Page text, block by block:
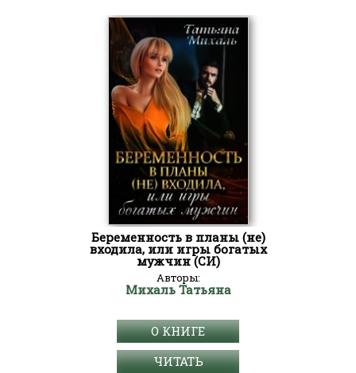
Беременность в планы (не)
входила, или игры богатых
мужчин (СИ)
Авторы:
Михаль Татьяна
О КНИГЕ
ЧИТАТЬ